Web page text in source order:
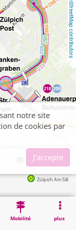
OpenStreetMap contributors
Mobilité plus
Zülpich Am Silberberg in
notre site
de cookies par
J'accepte